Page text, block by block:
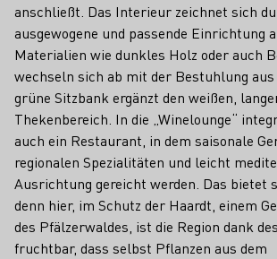
anschließt. Das Interieur zeichnet sich
ausgewogene und passende Einrichtung
Materialien wie dunkles Holz oder auch
wechseln sich ab mit der Bestuhlung
grüne Sitzbank ergänzt den weißen,
Thekenbereich. In die „Winelounge“
auch ein Restaurant, in dem saisonale
regionalen Spezialitäten und leicht
Ausrichtung gereicht werden. Das bietet
denn hier, im Schutz der Haardt, einem
des Pfälzerwaldes, ist die Region dank
fruchtbar, dass selbst Pflanzen aus dem